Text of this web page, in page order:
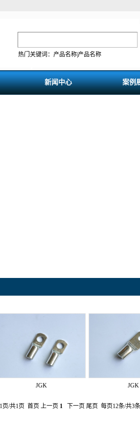
热门关键词：产品名称|产品名称
新闻中心 案例
JGK JGK
页/共1页 首页 上一页 1下一页 尾页 每页12条/共3